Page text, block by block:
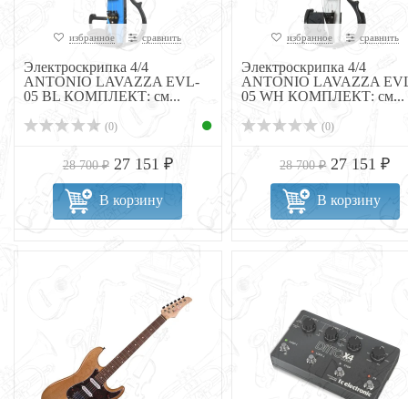
избранное сравнить
Электроскрипка 4/4
ANTONIO LAVAZZA EVL-
05 BL КОМПЛЕКТ: см...
(0)
28 700 ₽ 27 151 ₽
В корзину
избранное сравнить
Электроскрипка 4/4
ANTONIO LAVAZZA
05 WH КОМПЛЕКТ: см...
(0)
28 700 ₽ 27 151 ₽
В корзину